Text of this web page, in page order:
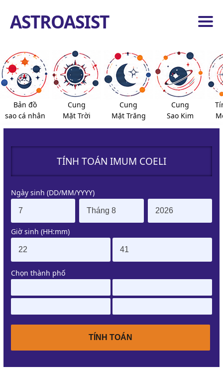
ASTROASIST
Bản đồ
sao cá nhân
Cung
Mặt Trời
Cung
Mặt Trăng
Cung
Sao Kim
TÍNH TOÁN IMUM COELI
Ngày sinh (DD/MM/YYYY)
Giờ sinh (HH:mm)
Chọn thành phố